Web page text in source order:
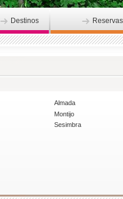
Destinos Reservas
Almada
Montijo
Sesimbra